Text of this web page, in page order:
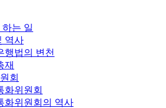
는 일
역사
행법의 변천
재
회
화위원회
화위원회의 역사